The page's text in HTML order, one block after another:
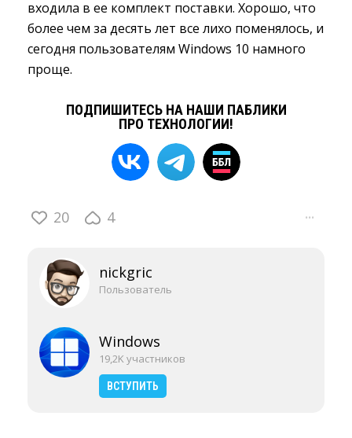
входила в ее комплект поставки. Хорошо, что
более чем за десять лет все лихо поменялось, и
сегодня пользователям Windows 10 намного
проще.
ПОДПИШИТЕСЬ НА НАШИ ПАБЛИКИ
ПРО ТЕХНОЛОГИИ!
20 4 ···
nickgric
Пользователь
Windows
19,2K участников
ВСТУПИТЬ